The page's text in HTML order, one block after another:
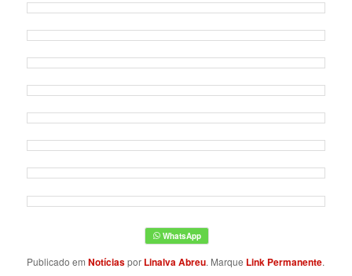
Publicado emNotíciaspor Linalva Abreu. Marque Link Permanente.